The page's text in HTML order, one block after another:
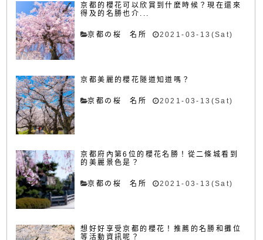
京都的櫻花可以欣賞到什麼時候？現在還來
得及的名勝也介...
京都の桜 名所 2021-03-13(Sat)
京都美麗的櫻花隧道知道嗎？
京都の桜 名所 2021-03-13(Sat)
京都府內第6位的櫻花名勝！從二條城看到
的美麗景色是？
京都の桜 名所 2021-03-13(Sat)
想好好享受京都的櫻花！推薦的名勝和攤位
等活動資訊呢？